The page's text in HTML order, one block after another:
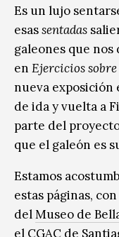
Es un lujo
esassentadas
galeones que
en Ejercicios
nueva exposición
de ida y vuelta a
parte del
que el galeón es
Estamos
estas páginas,
delMuseo de
el CGAC de